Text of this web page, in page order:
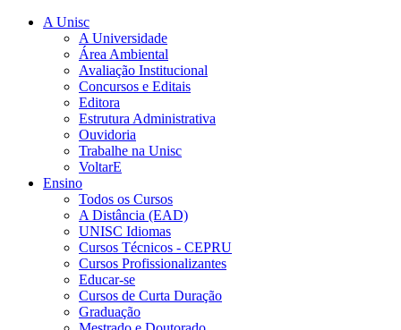
A Unisc
A Universidade
Área Ambiental
Avaliação Institucional
Concursos e Editais
Editora
Estrutura Administrativa
Ouvidoria
Trabalhe na Unisc
VoltarE
Ensino
Todos os Cursos
A Distância (EAD)
UNISC Idiomas
Cursos Técnicos - CEPRU
Cursos Profissionalizantes
Educar-se
Cursos de Curta Duração
Graduação